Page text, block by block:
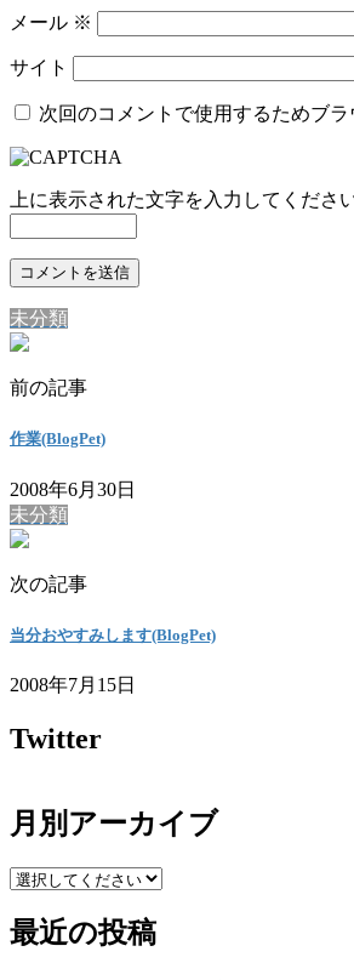
メール ※
サイト
次回のコメントで使用するためブ
上に表示された文字を入力してください
未分類
前の記事
作業(BlogPet)
2008年6月30日
未分類
次の記事
当分おやすみします(BlogPet)
2008年7月15日
Twitter
月別アーカイブ
最近の投稿